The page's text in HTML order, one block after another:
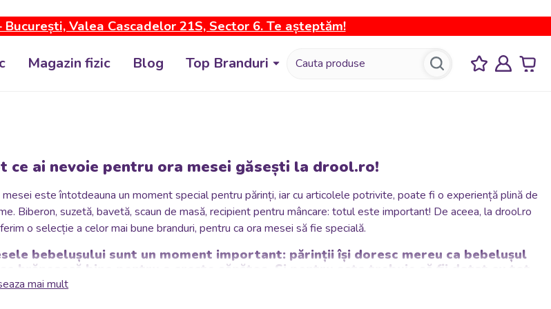
Valea Cascadelor 21S, Sector 6. Te așteptăm!
Magazin fizic Blog Top Branduri
ce ai nevoie pentru ora mesei găsești la drool.ro!
mesei este întotdeauna un moment special pentru părinți, iar cu articolele potrivite, poate fi o experiență plină de
Biberon, suzetă, bavetă, scaun de masă, recipient pentru mâncare: totul este important! De aceea, la drool.ro
o selecție a celor mai bune branduri, pentru ca ora mesei să fie specială.
bebelușului sunt un moment important: părinții își doresc mereu ca bebelușul
se hrănească bine pentru a crește sănătos. Și pentru asta trebuie să fii dotat cu tot
necesar.
mai mult